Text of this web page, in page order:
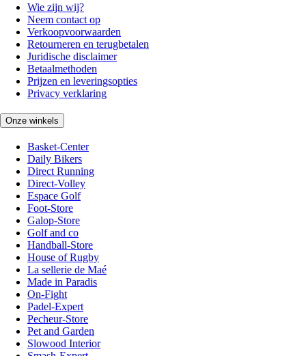
Wie zijn wij?
Neem contact op
Verkoopvoorwaarden
Retourneren en terugbetalen
Juridische disclaimer
Betaalmethoden
Prijzen en leveringsopties
Privacy verklaring
Onze winkels
Basket-Center
Daily Bikers
Direct Running
Direct-Volley
Espace Golf
Foot-Store
Galop-Store
Golf and co
Handball-Store
House of Rugby
La sellerie de Maé
Made in Paradis
On-Fight
Padel-Expert
Pecheur-Store
Pet and Garden
Slowood Interior